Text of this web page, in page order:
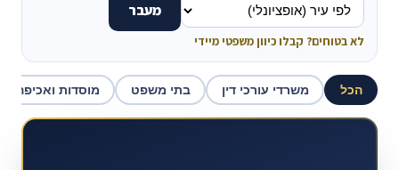
מעבר
לא בטוחים? קבלו כיוון משפטי מיידי
הכל משרדי עורכי דין בתי משפט מוסדות ואכיפה